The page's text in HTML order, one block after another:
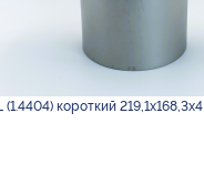
короткий 219,1х168,3х4